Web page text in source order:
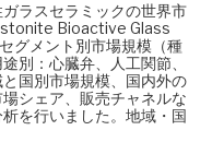
ラスセラミックの世界市
Bioactive Glass
グメント別市場規模（種
別：心臓弁、人工関節、
国別市場規模、国内外の
シェア、販売チャネルな
を行いました。地域・国